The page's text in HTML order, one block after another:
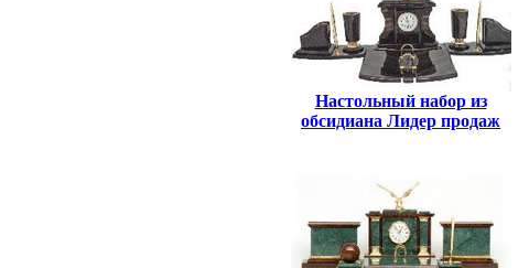
Настольный набор из
обсидиана Лидер продаж